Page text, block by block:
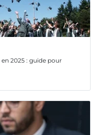
2025 : guide pour